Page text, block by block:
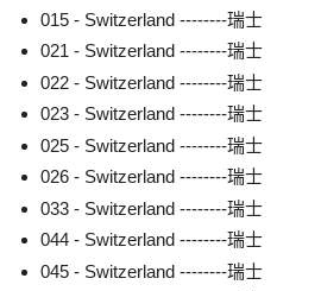
015 - Switzerland --------瑞士
021 - Switzerland --------瑞士
022 - Switzerland --------瑞士
023 - Switzerland --------瑞士
025 - Switzerland --------瑞士
026 - Switzerland --------瑞士
033 - Switzerland --------瑞士
044 - Switzerland --------瑞士
045 - Switzerland --------瑞士